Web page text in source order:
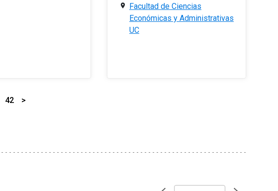
Facultad de Ciencias
Económicas y Administrativas
UC
42 >